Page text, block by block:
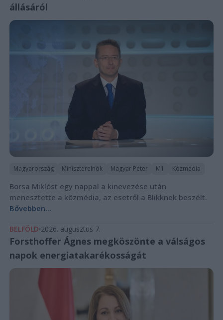
állásáról
Magyarország Miniszterelnök Magyar Péter M1 Közmédia
Borsa Miklóst egy nappal a kinevezése után
menesztette a közmédia, az esetről a Blikknek beszélt.
Bővebben...
BELFÖLD 2026. augusztus 7.
Forsthoffer Ágnes megköszönte a válságos
napok energiatakarékosságát